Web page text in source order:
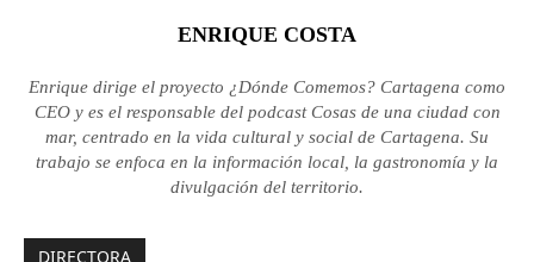
ENRIQUE COSTA
Enrique dirige el proyecto ¿Dónde Comemos? Cartagena como
CEO y es el responsable del podcast Cosas de una ciudad con
mar, centrado en la vida cultural y social de Cartagena. Su
trabajo se enfoca en la información local, la gastronomía y la
divulgación del territorio.
DIRECTORA